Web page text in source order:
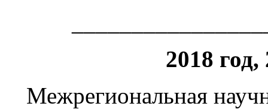
2018 год,
Межрегиональная